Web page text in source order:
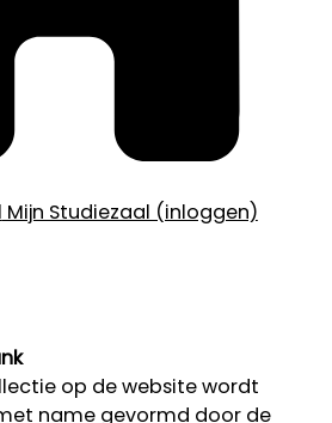
Mijn Studiezaal (inloggen)
op de website wordt
name gevormd door de